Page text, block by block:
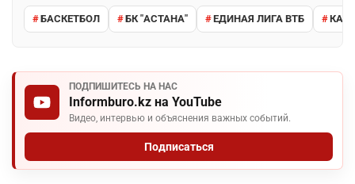
БАСКЕТБОЛ БК "АСТАНА" ЕДИНАЯ ЛИГА ВТБ
ПОДПИШИТЕСЬ НА НАС
Informburo.kz на YouTube
Видео, интервью и объяснения важных событий.
Подписаться